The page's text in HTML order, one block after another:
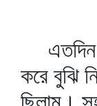
এতদিন
করে বুঝি